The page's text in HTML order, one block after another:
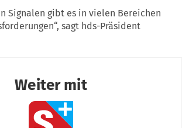
Signalen gibt es in vielen Bereichen
sagt hds-Präsident